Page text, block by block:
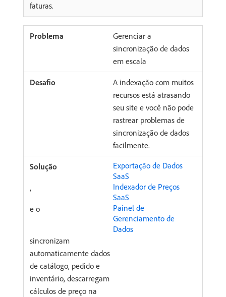
faturas.
Gerenciar a
sincronização de dados
em escala
A indexação com muitos
recursos está atrasando
seu site e você não pode
rastrear problemas de
sincronização de dados
facilmente.
Exportação de Dados
SaaS
,
Indexador de Preços
SaaS
e o
Painel de
Gerenciamento de
Dados
sincronizam
automaticamente dados
de catálogo, pedido e
inventário, descarregam
cálculos de preço na